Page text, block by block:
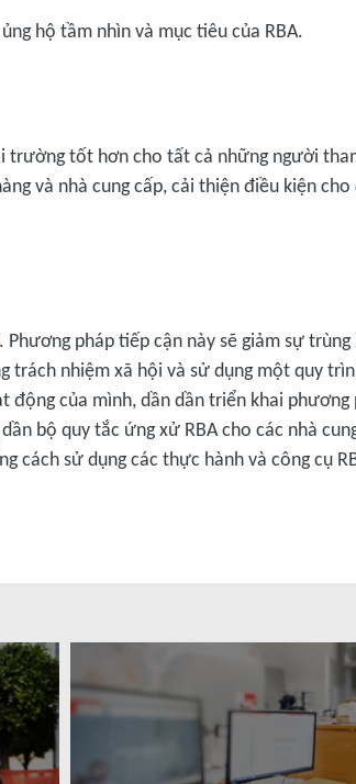
hộ tầm nhìn và mục tiêu của RBA.
trường tốt hơn cho tất cả những người
và nhà cung cấp, cải thiện điều kiện cho
pháp tiếp cận này sẽ giảm sự
trách nhiệm xã hội và sử dụng một quy
của mình, dần dần triển khai phương
bộ quy tắc ứng xử RBA cho các nhà
cách sử dụng các thực hành và công cụ